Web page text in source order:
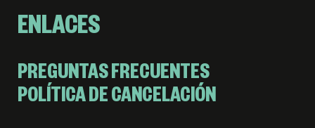
ENLACES
PREGUNTAS FRECUENTES
POLÍTICA DE CANCELACIÓN